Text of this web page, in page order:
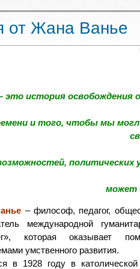
от Жана Ванье
история освобождения
и того, чтобы мы
политических
может
– философ, педагог,
международной
которая оказывает
умственного развития.
в 1928 году в